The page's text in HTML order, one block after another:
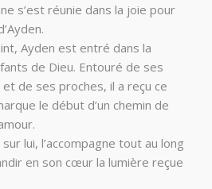
s’est réunie dans la joie pour
Ayden est entré dans la
de Dieu. Entouré de ses
de ses proches, il a reçu ce
le début d’un chemin de
lui, l’accompagne tout au long
en son cœur la lumière reçue